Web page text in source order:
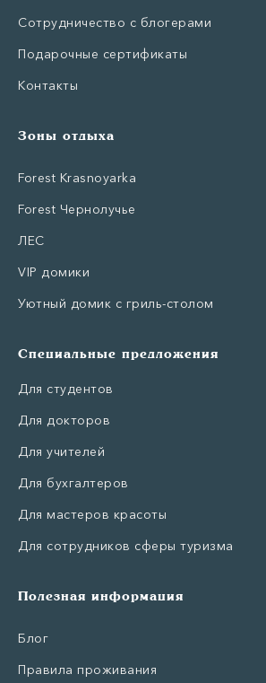
Сотрудничество с блогерами
Подарочные сертификаты
Контакты
Зоны отдыха
Forest Krasnoyarka
Forest Чернолучье
ЛЕС
VIP домики
Уютный домик с гриль-столом
Специальные предложения
Для студентов
Для докторов
Для учителей
Для бухгалтеров
Для мастеров красоты
Для сотрудников сферы туризма
Полезная информация
Блог
Правила проживания